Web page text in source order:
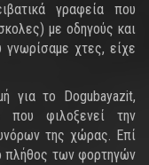
γραφεία που
με οδηγούς και
γνωρίσαμε χτες, είχε
για το Dogubayazit,
που φιλοξενεί την
της χώρας. Επί
πλήθος των φορτηγών